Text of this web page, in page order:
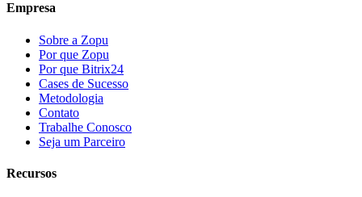
Empresa
Sobre a Zopu
Por que Zopu
Por que Bitrix24
Cases de Sucesso
Metodologia
Contato
Trabalhe Conosco
Seja um Parceiro
Recursos